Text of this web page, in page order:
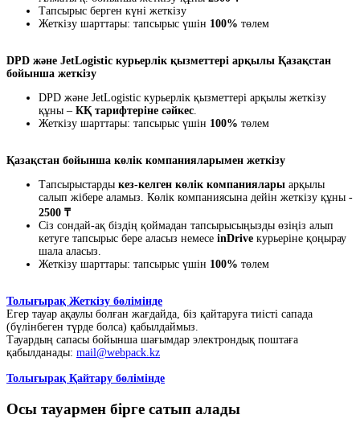
Тапсырыс берген күні жеткізу
Жеткізу шарттары: тапсырыс үшін 100% төлем
DPD және JetLogistic курьерлік қызметтері арқылы Қазақстан
бойынша жеткізу
DPD және JetLogistic курьерлік қызметтері арқылы жеткізу
құны – КҚ тарифтеріне сәйкес.
Жеткізу шарттары: тапсырыс үшін 100% төлем
Қазақстан бойынша көлік компанияларымен жеткізу
Тапсырыстарды кез-келген көлік компаниялары арқылы
салып жібере аламыз. Көлік компаниясына дейін жеткізу құны -
2500 ₸
Сіз сондай-ақ біздің қоймадан тапсырысыңызды өзіңіз алып
кетуге тапсырыс бере аласыз немесе inDrive курьеріне қоңырау
шала аласыз.
Жеткізу шарттары: тапсырыс үшін 100% төлем
Толығырақ Жеткізу бөлімінде
Егер тауар ақаулы болған жағдайда, біз қайтаруға тиісті сапада
(бүлінбеген түрде болса) қабылдаймыз.
Тауардың сапасы бойынша шағымдар электрондық поштаға
қабылданады: mail@webpack.kz
Толығырақ Қайтару бөлімінде
Осы тауармен бірге сатып алады